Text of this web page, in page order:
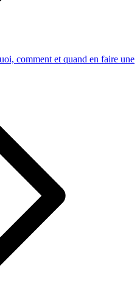
comment et quand en faire une